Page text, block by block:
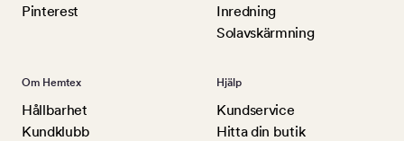
Pinterest
Inredning
Solavskärmning
Om Hemtex
Hållbarhet
Kundklubb
Hjälp
Kundservice
Hitta din butik